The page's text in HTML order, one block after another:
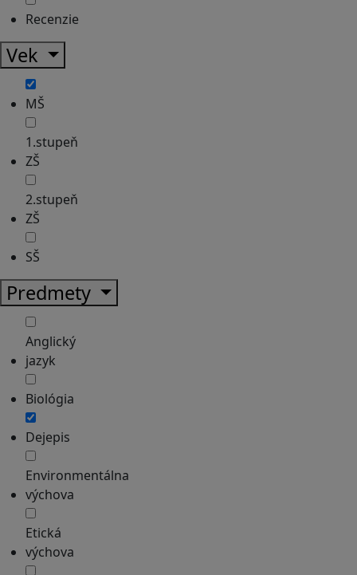
Recenzie
Vek
MŠ
1.stupeň
ZŠ
2.stupeň
ZŠ
SŠ
Predmety
Anglický
jazyk
Biológia
Dejepis
Environmentálna
výchova
Etická
výchova